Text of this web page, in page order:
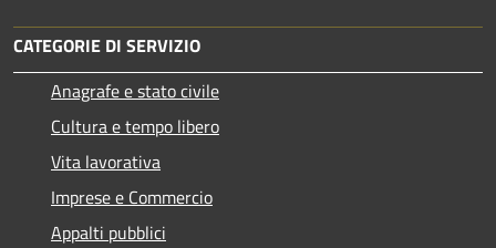
CATEGORIE DI SERVIZIO
Anagrafe e stato civile
Cultura e tempo libero
Vita lavorativa
Imprese e Commercio
Appalti pubblici